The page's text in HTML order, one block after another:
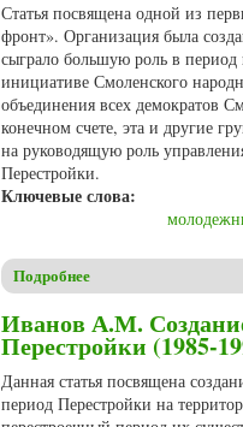
Статья посвящена одной из
фронт». Организация была
сыграло большую роль в
инициативе Смоленского
объединения всех демократов
конечном счете, эта и другие
на руководящую роль
Перестройки.
Ключевые слова:
Подробнее
Иванов А.М.
Перестройки (1985-
Данная статья посвящена
период Перестройки на